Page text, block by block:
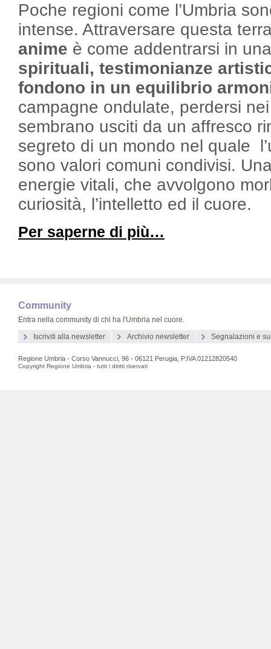
Poche regioni come l’Umbria
intense. Attraversare questa
anime è come addentrarsi in
spirituali, testimonianze
fondono in un equilibrio
campagne ondulate, perdersi
sembrano usciti da un affresco
segreto di un mondo nel quale
sono valori comuni condivisi.
energie vitali, che avvolgono
curiosità, l’intelletto ed il cuore.
Per saperne di più…
Community
Entra nella community di chi ha l'Umbria nel cuore.
Iscriviti alla newsletter
Archivio newsletter Segnalazioni e
Regione Umbria - Corso Vannucci, 96 - 06121 Perugia, P.IVA 01212820540
Copyright Regione Umbria - tutti i diritti riservati